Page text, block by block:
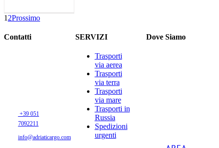
1 2Prossimo
Contatti
+39 051
7092211
info@adriaticargo.com
SERVIZI
Trasporti
via aerea
Trasporti
via terra
Trasporti
via mare
Trasporti in
Russia
Spedizioni
urgenti
Dove Siamo